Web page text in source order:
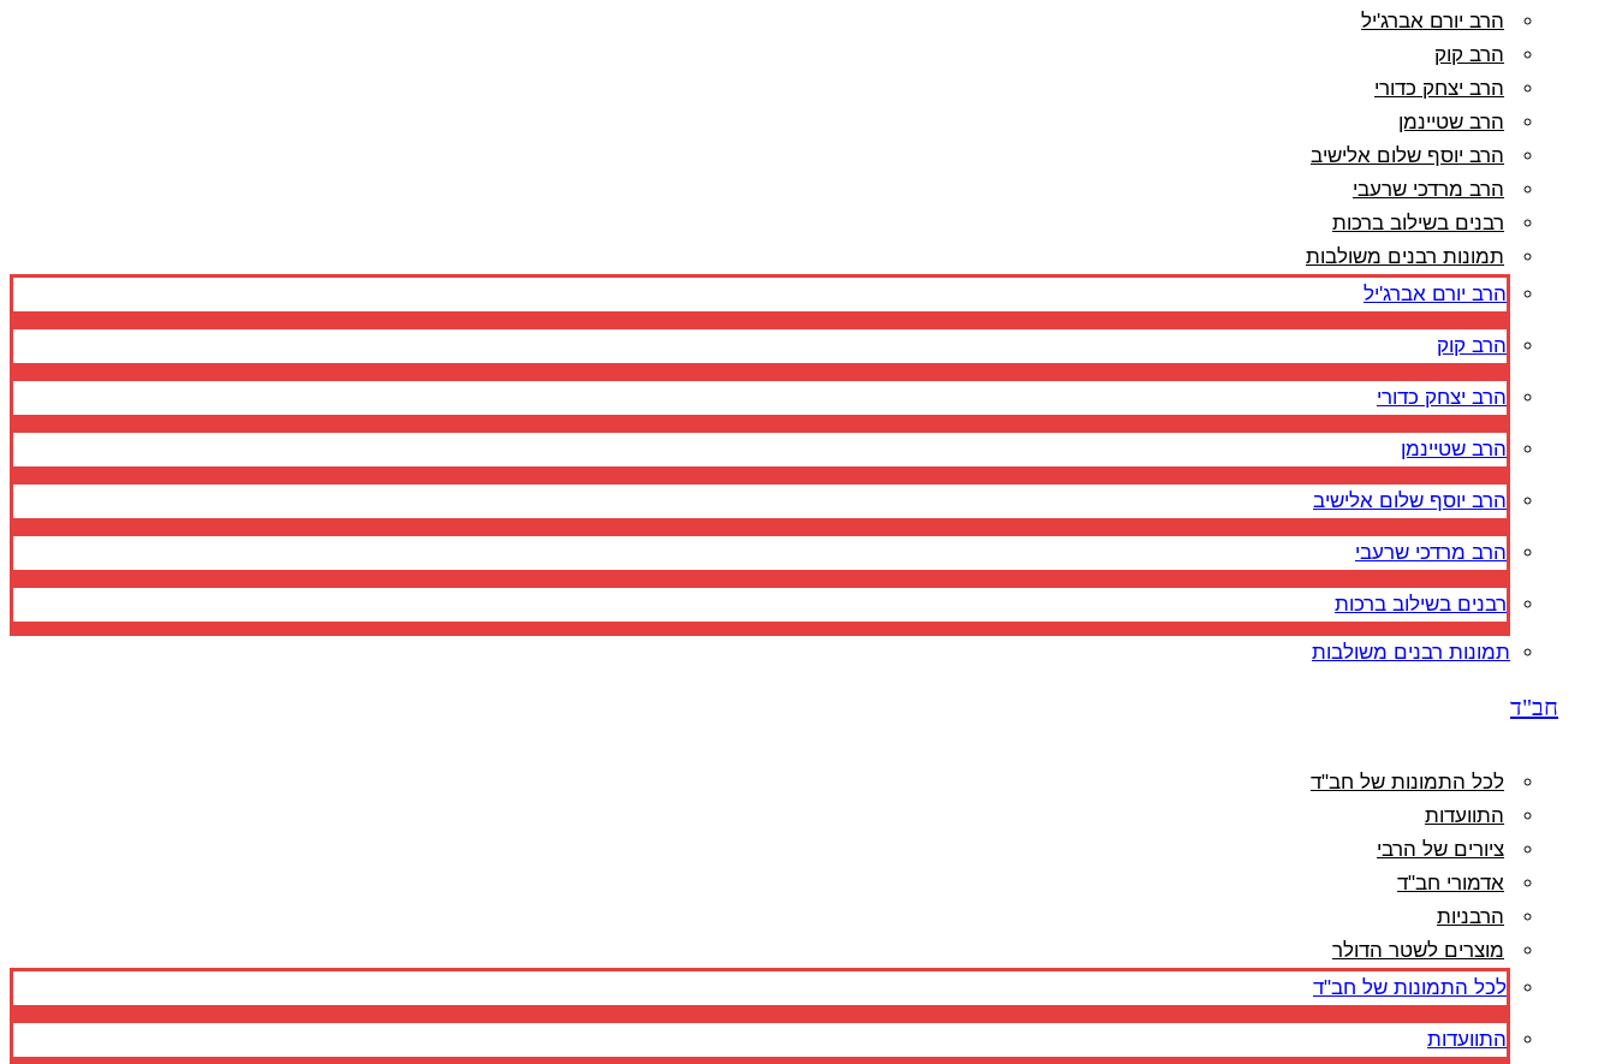
הרב יורם אברג'יל
הרב קוק
הרב יצחק כדורי
הרב שטיינמן
הרב יוסף שלום אלישיב
הרב מרדכי שרעבי
רבנים בשילוב ברכות
תמונות רבנים משולבות
הרב יורם אברג'יל
הרב קוק
הרב יצחק כדורי
הרב שטיינמן
הרב יוסף שלום אלישיב
הרב מרדכי שרעבי
רבנים בשילוב ברכות
תמונות רבנים משולבות
חב"ד
לכל התמונות של חב"ד
התוועדות
ציורים של הרבי
אדמורי חב"ד
הרבניות
מוצרים לשטר הדולר
לכל התמונות של חב"ד
התוועדות